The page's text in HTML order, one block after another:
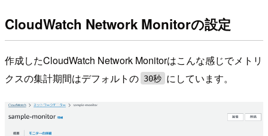
CloudWatch Network Monitorの設定
作成したCloudWatch Network Monitorはこんな感じでメトリ
クスの集計期間はデフォルトの 30秒 にしています。